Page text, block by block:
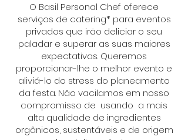
O Basil Personal Chef oferece
serviços de catering* para eventos
privados que irão deliciar o seu
paladar e superar as suas maiores
expectativas. Queremos
proporcionar-lhe o melhor evento e
aliviá-lo do stress do planeamento
da festa. Não vacilamos em nosso
compromisso de usando a mais
alta qualidade de ingredientes
orgânicos, sustentáveis e de origem